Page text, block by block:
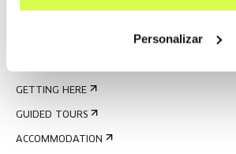
Personalizar
GETTING HERE
GUIDED TOURS
ACCOMMODATION